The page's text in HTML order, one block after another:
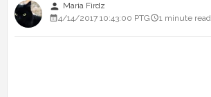
person Maria Firdz
4/14/2017 10:43:00 PTG
1 minute read